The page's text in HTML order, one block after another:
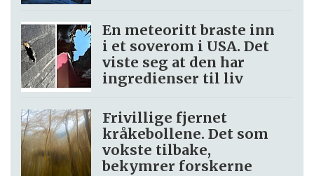
En meteoritt braste inn
i et soverom i USA. Det
viste seg at den har
ingredienser til liv
Frivillige fjernet
kråkebollene. Det som
vokste tilbake,
bekymrer forskerne